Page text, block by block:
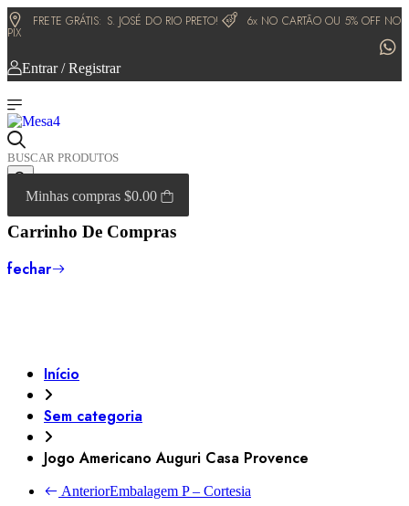
FRETE GRÁTIS: S. JOSÉ DO RIO PRETO! 6x NO CARTÃO OU 5% OFF NO
PIX
Entrar / Registrar
Minhas compras $0.00
Carrinho De Compras
fechar
Início
Sem categoria
Jogo Americano Auguri Casa Provence
AnteriorEmbalagem P – Cortesia